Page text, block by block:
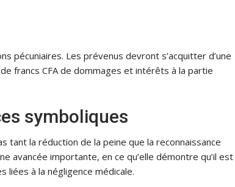
pécuniaires. Les prévenus devront s’acquitter d’une
francs CFA de dommages et intérêts à la partie
symboliques
tant la réduction de la peine que la reconnaissance
avancée importante, en ce qu’elle démontre qu’il est
liées à la négligence médicale.